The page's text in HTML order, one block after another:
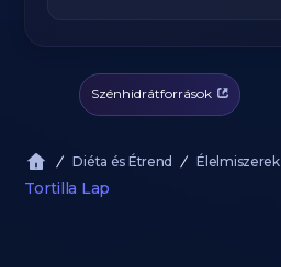
Szénhidrátforrások
Diéta és Étrend Élelmiszerek
Tortilla Lap